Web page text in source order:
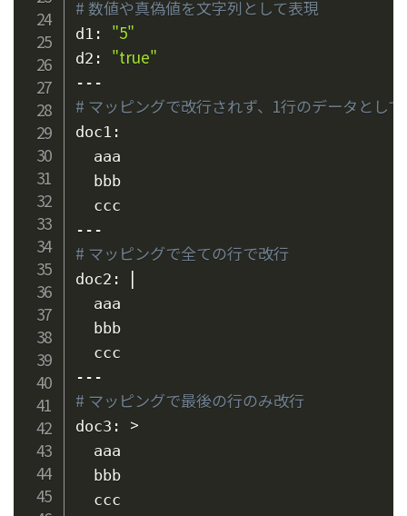
# 数値や真偽値を文字列として表現
d1: "5"
d2: "true"
# マッピングで改行されず、1行のデータとし
doc1:
  aaa
  bbb
  ccc
# マッピングで全ての行で改行
doc2: |
  aaa
  bbb
  ccc
# マッピングで最後の行のみ改行
doc3: >
  aaa
  bbb
  ccc